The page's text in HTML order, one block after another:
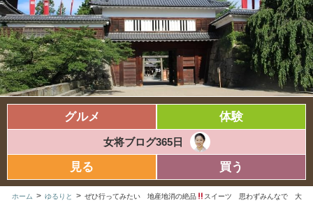
グルメ 体験
女将ブログ365日
見る 買う
ホーム > ゆるりと > ぜひ行ってみたい 地産地消の絶品
スイーツ 思わずみんなで 大